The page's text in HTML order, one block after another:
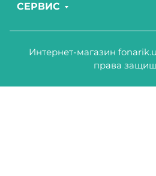
СЕРВИС
Интернет-магазин
права